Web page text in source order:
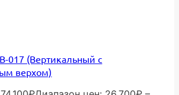
017 (Вертикальный с
верхом)